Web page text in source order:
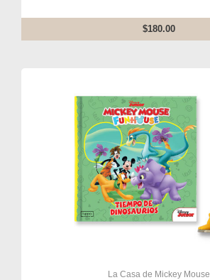
out
of
5
$180.00
La Casa de Mickey Mouse